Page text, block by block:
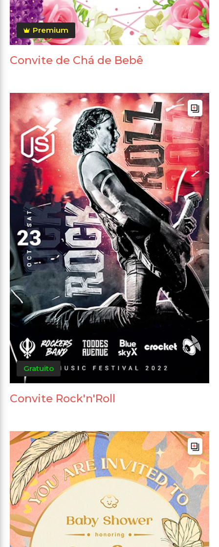
Premium
Convite de Chá de Bebê
Gratuito
Convite Rock'n'Roll